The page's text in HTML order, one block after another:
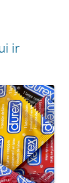
ir